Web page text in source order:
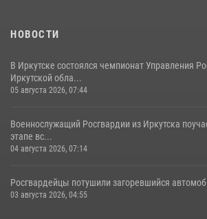
НОВОСТИ
В Иркутске состоялся чемпионат Управления
Иркутской обла...
05 августа 2026, 07:44
Военнослужащий Росгвардии из Иркутска
этапе вс...
04 августа 2026, 07:14
Росгвардейцы потушили загоревшийся
03 августа 2026, 04:55